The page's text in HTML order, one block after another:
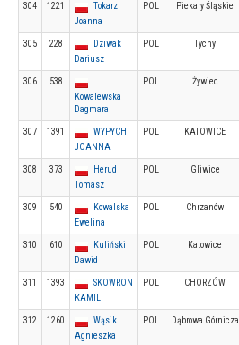
304 1221
Tokarz
Joanna
POL Piekary Śląskie
305 228
Dziwak
Dariusz
POL Tychy
306
538
Kowalewska
Dagmara
POL Żywiec
307 1391
WYPYCH
JOANNA
POL KATOWICE
308 373
Herud
Tomasz
POL Gliwice
309 540
Kowalska
Ewelina
POL Chrzanów
310 610
Kuliński
Dawid
POL Katowice
311 1393
SKOWRON
KAMIL
POL CHORZÓW
312 1260
Wąsik
Agnieszka
POL Dąbrowa Górnicza